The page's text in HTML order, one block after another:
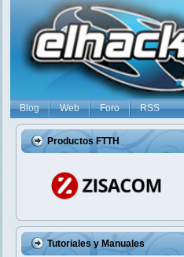
Blog Web Foro RSS
Productos FTTH
Tutoriales y Manuales